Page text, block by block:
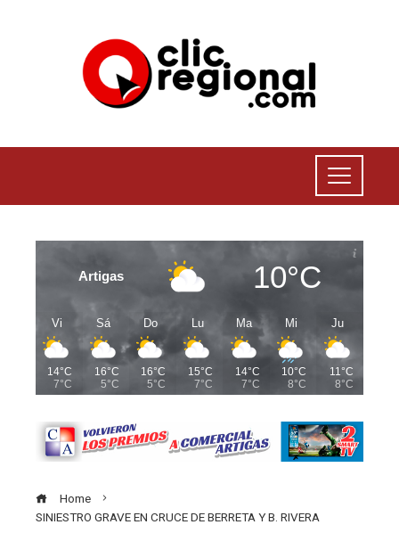
Artigas 10°C
Vi
14°C
7°C
Sá
16°C
5°C
Do
16°C
5°C
Lu
15°C
7°C
Ma
14°C
7°C
Mi
10°C
8°C
Ju
11°C
8°C
Home
SINIESTRO GRAVE EN CRUCE DE BERRETA Y B. RIVERA